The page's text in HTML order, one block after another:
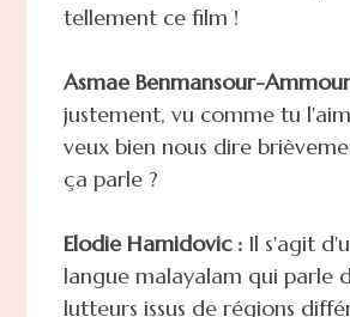
tellement ce film !
Asmae Benmansour-
justement, vu comme tu
veux bien nous dire
ça parle ?
Elodie Hamidovic :Il s'agit
langue malayalam qui parle
lutteurs issus de régions